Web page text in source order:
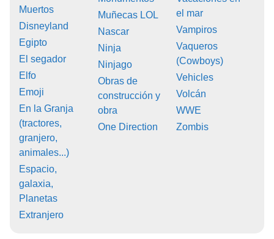
Muertos
Disneyland
Egipto
El segador
Elfo
Emoji
En la Granja
(tractores,
granjero,
animales...)
Espacio,
galaxia,
Planetas
Extranjero
Muñecas LOL
Nascar
Ninja
Ninjago
Obras de
construcción y
obra
One Direction
el mar
Vampiros
Vaqueros
(Cowboys)
Vehicles
Volcán
WWE
Zombis